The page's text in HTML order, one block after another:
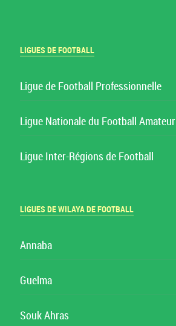
LIGUES DE FOOTBALL
Ligue de Football Professionnelle
Ligue Nationale du Football Amateur
Ligue Inter-Régions de Football
LIGUES DE WILAYA DE FOOTBALL
Annaba
Guelma
Souk Ahras